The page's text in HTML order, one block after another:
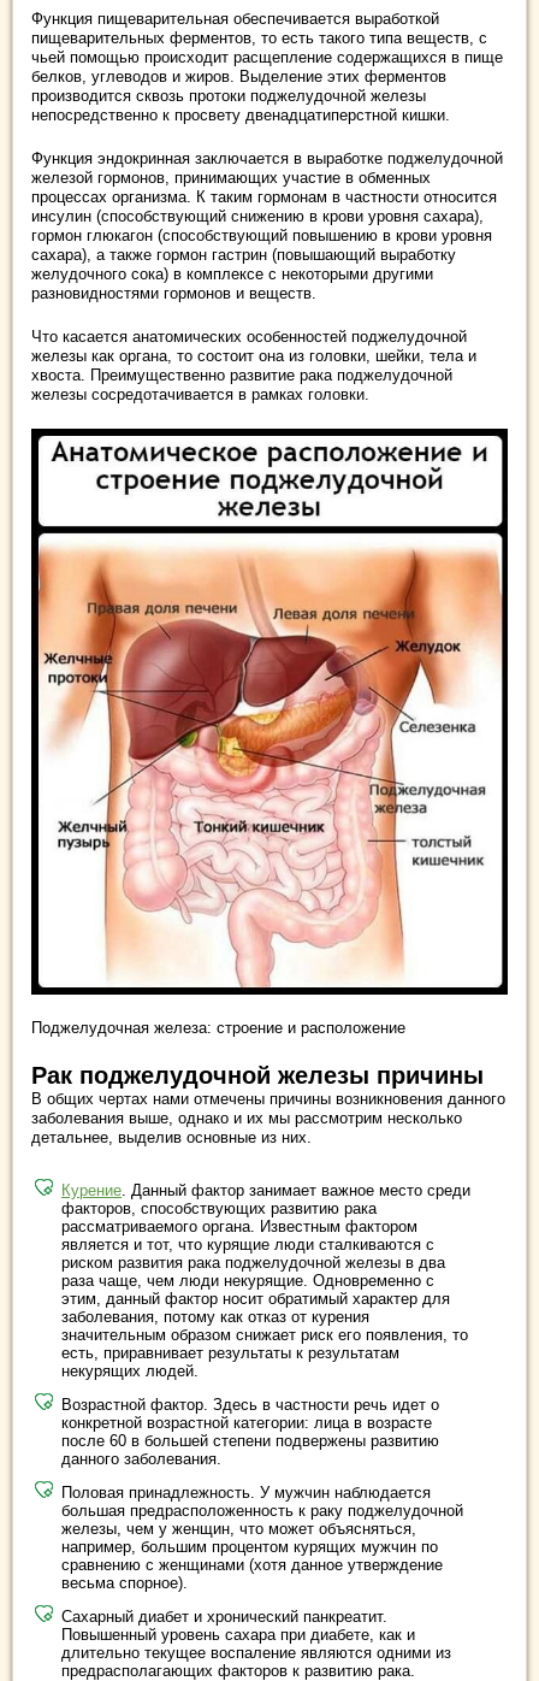
Функция пищеварительная обеспечивается выработкой
пищеварительных ферментов, то есть такого типа веществ, с
чьей помощью происходит расщепление содержащихся в пище
белков, углеводов и жиров. Выделение этих ферментов
производится сквозь протоки поджелудочной железы
непосредственно к просвету двенадцатиперстной кишки.
Функция эндокринная заключается в выработке поджелудочной
железой гормонов, принимающих участие в обменных
процессах организма. К таким гормонам в частности относится
инсулин (способствующий снижению в крови уровня сахара),
гормон глюкагон (способствующий повышению в крови уровня
сахара), а также гормон гастрин (повышающий выработку
желудочного сока) в комплексе с некоторыми другими
разновидностями гормонов и веществ.
Что касается анатомических особенностей поджелудочной
железы как органа, то состоит она из головки, шейки, тела и
хвоста. Преимущественно развитие рака поджелудочной
железы сосредотачивается в рамках головки.
Поджелудочная железа: строение и расположение
Рак поджелудочной железы причины
В общих чертах нами отмечены причины возникновения данного
заболевания выше, однако и их мы рассмотрим несколько
детальнее, выделив основные из них.
Курение . Данный фактор занимает важное место среди
факторов, способствующих развитию рака
рассматриваемого органа. Известным фактором
является и тот, что курящие люди сталкиваются с
риском развития рака поджелудочной железы в два
раза чаще, чем люди некурящие. Одновременно с
этим, данный фактор носит обратимый характер для
заболевания, потому как отказ от курения
значительным образом снижает риск его появления, то
есть, приравнивает результаты к результатам
некурящих людей.
Возрастной фактор. Здесь в частности речь идет о
конкретной возрастной категории: лица в возрасте
после 60 в большей степени подвержены развитию
данного заболевания.
Половая принадлежность. У мужчин наблюдается
большая предрасположенность к раку поджелудочной
железы, чем у женщин, что может объясняться,
например, большим процентом курящих мужчин по
сравнению с женщинами (хотя данное утверждение
весьма спорное).
Сахарный диабет и хронический панкреатит.
Повышенный уровень сахара при диабете, как и
длительно текущее воспаление являются одними из
предрасполагающих факторов к развитию рака.